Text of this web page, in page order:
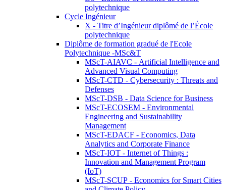
polytechnique
Cycle Ingénieur
X - Titre d’Ingénieur diplômé de l’École
polytechnique
Diplôme de formation gradué de l'Ecole
Polytechnique -MSc&T
MScT-AIAVC - Artificial Intelligence and
Advanced Visual Computing
MScT-CTD - Cybersecurity : Threats and
Defenses
MScT-DSB - Data Science for Business
MScT-ECOSEM - Environmental
Engineering and Sustainability
Management
MScT-EDACF - Economics, Data
Analytics and Corporate Finance
MScT-IOT - Internet of Things :
Innovation and Management Program
(IoT)
MScT-SCUP - Economics for Smart Cities